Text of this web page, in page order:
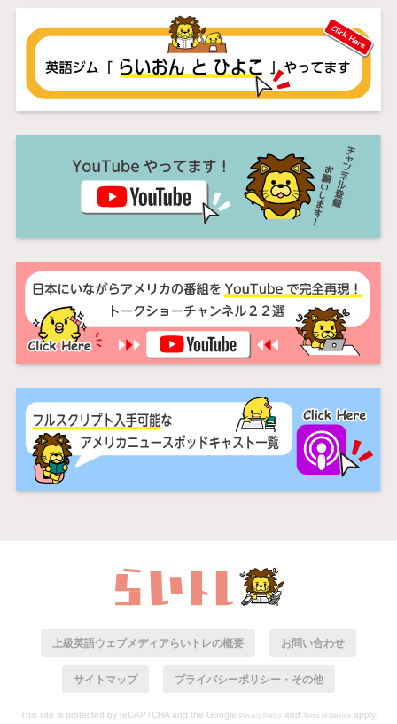
上級英語ウェブメディアらいトレの概要 お問い合わせ
サイトマップ プライバシーポリシー・その他
This site is protected by reCAPTCHA and the Google Privacy Policy and Terms of Service apply.